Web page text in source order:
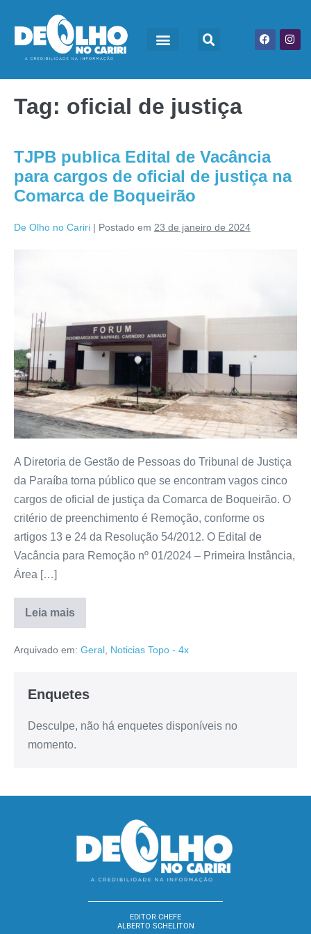
Tag: oficial de justiça
TJPB publica Edital de Vacância
para cargos de oficial de justiça na
Comarca de Boqueirão
De Olho no Cariri | Postado em 23 de janeiro de 2024
A Diretoria de Gestão de Pessoas do Tribunal de Justiça
da Paraíba torna público que se encontram vagos cinco
cargos de oficial de justiça da Comarca de Boqueirão. O
critério de preenchimento é Remoção, conforme os
artigos 13 e 24 da Resolução 54/2012. O Edital de
Vacância para Remoção nº 01/2024 – Primeira Instância,
Área […]
Leia mais
Arquivado em: Geral Noticias Topo - 4x
Enquetes
Desculpe, não há enquetes disponíveis no
momento.
EDITOR CHEFE
ALBERTO SCHELITON